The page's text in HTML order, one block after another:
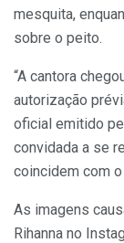
mesquita,
sobre o peito.
“A cantora
autorização
oficial emitido
convidada a se
coincidem com
As imagens
Rihanna no